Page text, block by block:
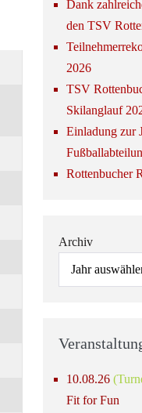
Dank
den TSV
2026
TSV
Skilanglauf
Einladung zur
Rottenbucher
Archiv
10.08.26
Fit for Fun